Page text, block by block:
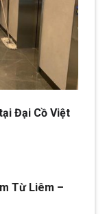
Đại Cồ Việt
Từ Liêm –